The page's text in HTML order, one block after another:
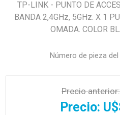
TP-LINK - PUNTO DE
BANDA 2,4GHz, 5GHz. X 1
OMADA. COLOR
Número de pieza
Precio anterior:
Precio: